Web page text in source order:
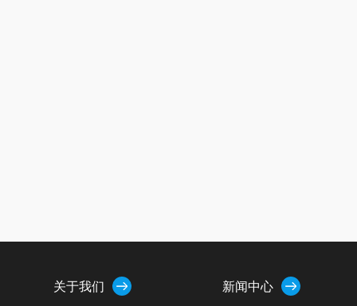
关于我们 新闻中心